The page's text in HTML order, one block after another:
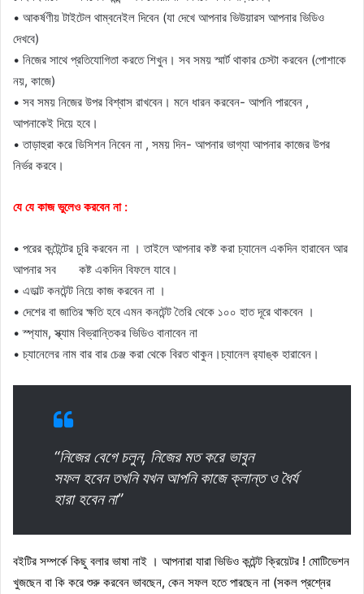
• আকর্ষণীয় টাইটেল থাম্বনেইল দিবেন (যা দেখে আপনার ভিউয়ারস আপনার ভিডিও
দেখবে)
• নিজের সাথে প্রতিযোগিতা করতে শিখুন। সব সময় স্মার্ট থাকার চেস্টা করবেন (পোশাকে
নয়, কাজে)
• সব সময় নিজের উপর বিশ্বাস রাখবেন। মনে ধারন করবেন- আপনি পারবেন ,
আপনাকেই দিয়ে হবে।
• তাড়াহুরা করে ডিসিশন নিবেন না , সময় দিন- আপনার ভাগ্যা আপনার কাজের উপর
নির্ভর করবে।
যে যে কাজ ভুলেও করবেন না :
• পরের কন্টেন্টের চুরি করবেন না । তাইলে আপনার কষ্ট করা চ্যানেল একদিন হারাবেন আর
আপনার সব কষ্ট একদিন বিফলে যাবে।
• এডাল্ট কনটেন্ট নিয়ে কাজ করবেন না ।
• দেশের বা জাতির ক্ষতি হবে এমন কনটেন্ট তৈরি থেকে ১০০ হাত দূরে থাকবেন ।
• স্প্যাম, স্ক্যাম বিভ্রান্তিকর ভিডিও বানাবেন না
• চ্যানেলের নাম বার বার চেঞ্জ করা থেকে বিরত থাকুন।চ্যানেল র‍্যাঙ্ক হারাবেন।
“নিজের বেগে চলুন, নিজের মত করে ভাবুন
সফল হবেন তখনি যখন আপনি কাজে ক্লান্ত ও ধৈর্য
হারা হবেন না”
বইটির সম্পর্কে কিছু বলার ভাষা নাই । আপনারা যারা ভিডিও কন্টেন্ট ক্রিয়েটর ! মোটিভেশন
খুজছেন বা কি করে শুরু করবেন ভাবছেন, কেন সফল হতে পারছেন না (সকল প্রশ্নের